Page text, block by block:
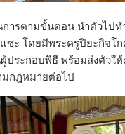
การตามขั้นตอน นำตัวไป
ซะ โดยมีพระครูปิยะกิจโ
ประกอบพิธี พร้อมส่งตัวใ
มกฎหมายต่อไป